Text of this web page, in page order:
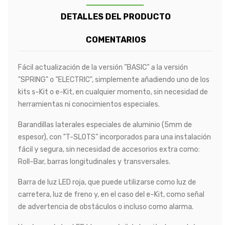
DETALLES DEL PRODUCTO
COMENTARIOS
Fácil actualización de la versión "BASIC" a la versión
"SPRING" o "ELECTRIC", simplemente añadiendo uno de los
kits s-Kit o e-Kit, en cualquier momento, sin necesidad de
herramientas ni conocimientos especiales.
Barandillas laterales especiales de aluminio (5mm de
espesor), con "T-SLOTS" incorporados para una instalación
fácil y segura, sin necesidad de accesorios extra como:
Roll-Bar, barras longitudinales y transversales.
Barra de luz LED roja, que puede utilizarse como luz de
carretera, luz de freno y, en el caso del e-Kit, como señal
de advertencia de obstáculos o incluso como alarma.